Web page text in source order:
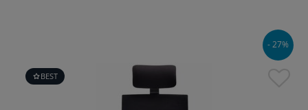
BEST
- 27%